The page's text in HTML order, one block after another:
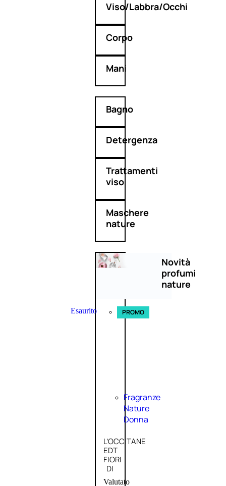
Viso/Labbra/Occhi
Corpo
Mani
Bagno
Detergenza
Trattamenti
viso
Maschere
nature
Novità
profumi
nature
Esaurito PROMO
Fragranze
Nature
Donna
L’OCCITANE
EDT
FIORI
DI
Valutato